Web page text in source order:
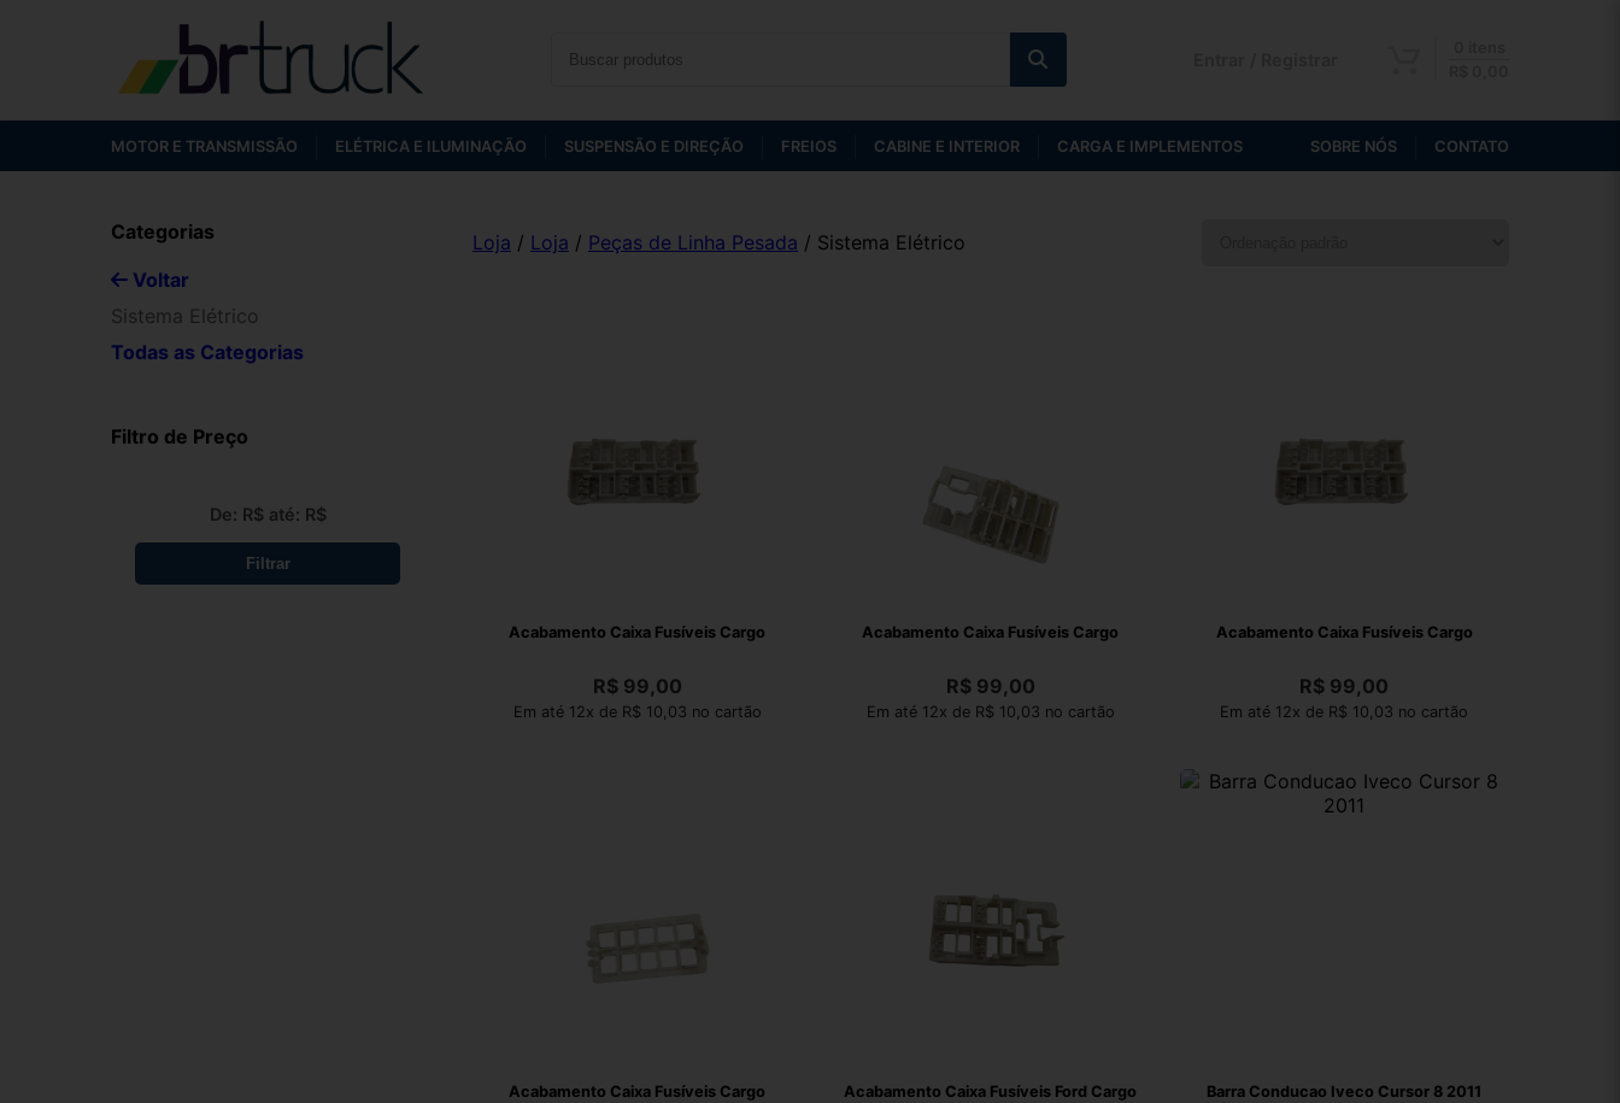
MOTOR E TRANSMISSÃO ELÉTRICA E ILUMINAÇÃO SUSPENSÃO E DIREÇÃO FREIOS CABINE E INTERIOR CARGA E IMPLEMENTOS SOBRE NÓS CONTATO
Categorias
Voltar
Sistema Elétrico
Todas as Categorias
Filtro de Preço
De: R$ até: R$
Filtrar
Loja / Loja / Peças de Linha Pesada / Sistema Elétrico
Acabamento Caixa Fusíveis Cargo
R$99,00
Em até 12x de R$ 10,03 no cartão
Acabamento Caixa Fusíveis Cargo
R$99,00
Em até 12x de R$ 10,03 no cartão
Acabamento Caixa Fusíveis Cargo
R$ 99,00
Em até 12x de R$ 10,03 no cartão
Acabamento Caixa Fusíveis Cargo Acabamento Caixa Fusíveis Ford Cargo Barra Conducao Iveco Cursor 8 2011